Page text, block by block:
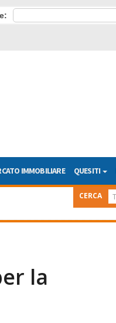
IMMOBILIARE QUESITI
CERCA
la